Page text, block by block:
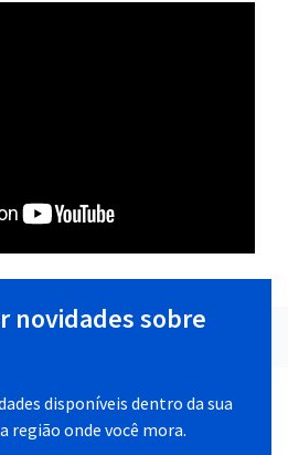
novidades sobre
disponíveis dentro da sua
região onde você mora.